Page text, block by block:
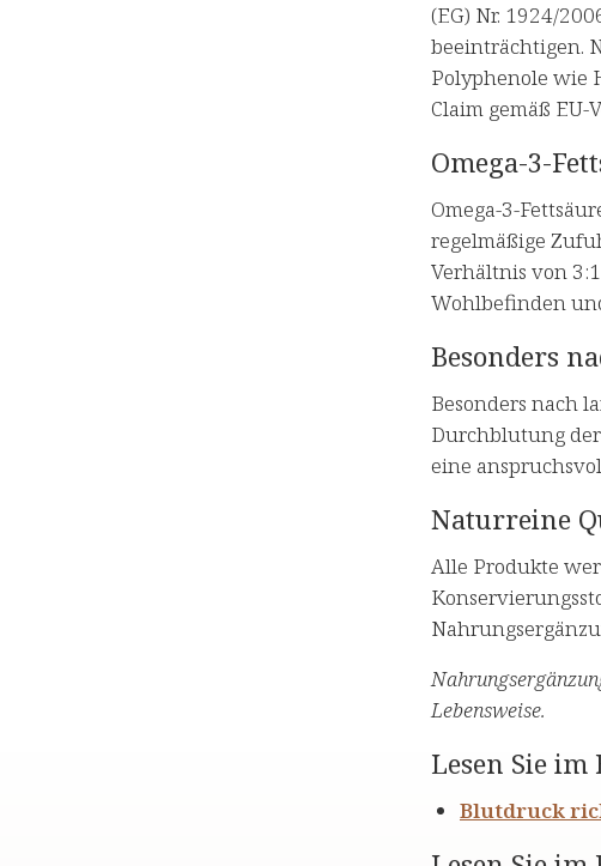
(EG) Nr. 1924/
beeinträchtigen.
Polyphenole wie
Claim gemäß EU-
Omega-3-
Omega-3-
regelmäßige
Verhältnis von
Wohlbefinden
Besonders
Besonders nach
Durchblutung
eine
Naturreine
Alle Produkte
Lebensweise.
Lesen Sie im
Blutdruck